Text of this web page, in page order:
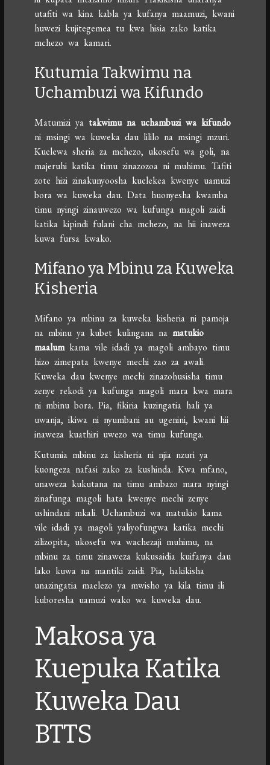
utafiti wa kina kabla ya kufanya maamuzi, kwani
huwezi kujitegemea tu kwa hisia zako katika
mchezo wa kamari.
Kutumia Takwimu na
Uchambuzi wa Kifundo
Matumizi ya takwimu na uchambuzi wa kifundo
ni msingi wa kuweka dau lililo na msingi mzuri.
Kuelewa sheria za mchezo, ukosefu wa goli, na
majeruhi katika timu zinazozoa ni muhimu. Tafiti
zote hizi zinakunyoosha kuelekea kwenye uamuzi
bora wa kuweka dau. Data huonyesha kwamba
timu nyingi zinauwezo wa kufunga magoli zaidi
katika kipindi fulani cha mchezo, na hii inaweza
kuwa fursa kwako.
Mifano ya Mbinu za Kuweka
Kisheria
Mifano ya mbinu za kuweka kisheria ni pamoja
na mbinu ya kubet kulingana namatukio
maalumkama vile idadi ya magoli ambayo timu
hizo zimepata kwenye mechi zao za awali.
Kuweka dau kwenye mechi zinazohusisha timu
zenye rekodi ya kufunga magoli mara kwa mara
ni mbinu bora. Pia, fikiria kuzingatia hali ya
uwanja, ikiwa ni nyumbani au ugenini, kwani hii
inaweza kuathiri uwezo wa timu kufunga.
Kutumia mbinu za kisheria ni njia nzuri ya
kuongeza nafasi zako za kushinda. Kwa mfano,
unaweza kukutana na timu ambazo mara nyingi
zinafunga magoli hata kwenye mechi zenye
ushindani mkali. Uchambuzi wa matukio kama
vile idadi ya magoli yaliyofungwa katika mechi
zilizopita, ukosefu wa wachezaji muhimu, na
mbinu za timu zinaweza kukusaidia kuifanya dau
lako kuwa na mantiki zaidi. Pia, hakikisha
unazingatia maelezo ya mwisho ya kila timu ili
kuboresha uamuzi wako wa kuweka dau.
Makosa ya
Kuepuka Katika
Kuweka Dau
BTTS